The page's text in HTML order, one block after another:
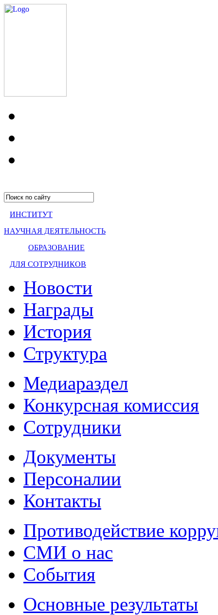
ИНСТИТУТ
НАУЧНАЯ ДЕЯТЕЛЬНОСТЬ
ОБРАЗОВАНИЕ
ДЛЯ СОТРУДНИКОВ
Новости
Награды
История
Структура
Медиараздел
Конкурсная комиссия
Сотрудники
Документы
Персоналии
Контакты
Противодействие
СМИ о нас
События
Основные результаты